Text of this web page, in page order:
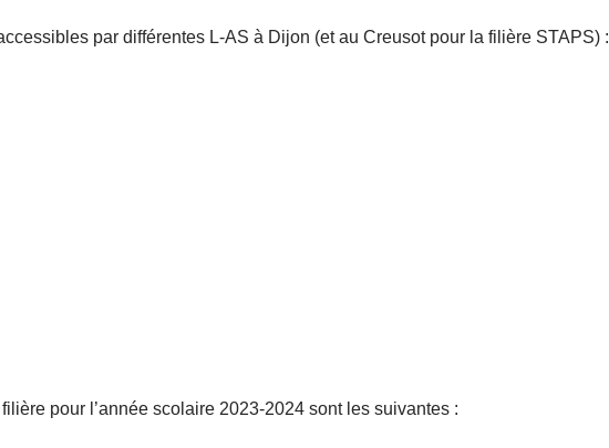
par différentes L-AS à Dijon (et au Creusot pour la filière STAPS) :
pour l’année scolaire 2023-2024 sont les suivantes :